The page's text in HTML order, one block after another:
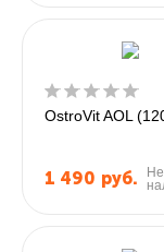
OstroVit AOL
1 490 руб.